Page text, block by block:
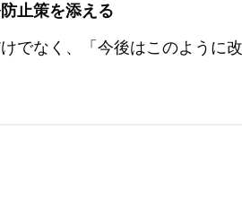
止策を添える
でなく、「今後はこのように